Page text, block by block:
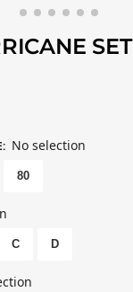
SET
: No selection
80
C D